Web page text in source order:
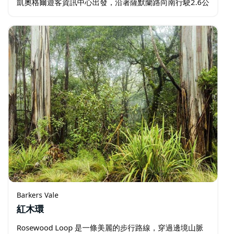
Barkers Vale
紅木環
Rosewood Loop 是一條美麗的步行路線，穿過邊境山脈